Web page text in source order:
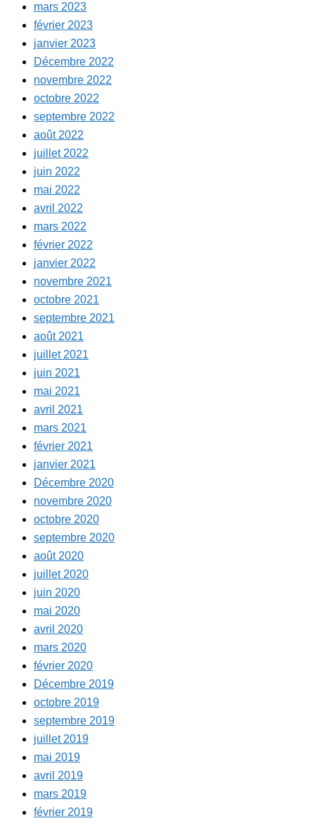
mars 2023
février 2023
janvier 2023
Décembre 2022
novembre 2022
octobre 2022
septembre 2022
août 2022
juillet 2022
juin 2022
mai 2022
avril 2022
mars 2022
février 2022
janvier 2022
novembre 2021
octobre 2021
septembre 2021
août 2021
juillet 2021
juin 2021
mai 2021
avril 2021
mars 2021
février 2021
janvier 2021
Décembre 2020
novembre 2020
octobre 2020
septembre 2020
août 2020
juillet 2020
juin 2020
mai 2020
avril 2020
mars 2020
février 2020
Décembre 2019
octobre 2019
septembre 2019
juillet 2019
mai 2019
avril 2019
mars 2019
février 2019